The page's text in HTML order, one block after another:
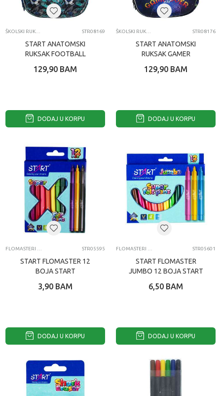
STR08169
START ANATOMSKI
RUKSAK FOOTBALL
129,90 BAM
DODAJ U KORPU
STR08176
START ANATOMSKI
RUKSAK GAMER
129,90 BAM
DODAJ U KORPU
STR05595
START FLOMASTER 12
BOJA START
3,90 BAM
DODAJ U KORPU
STR05601
START FLOMASTER
JUMBO 12 BOJA START
6,50 BAM
DODAJ U KORPU